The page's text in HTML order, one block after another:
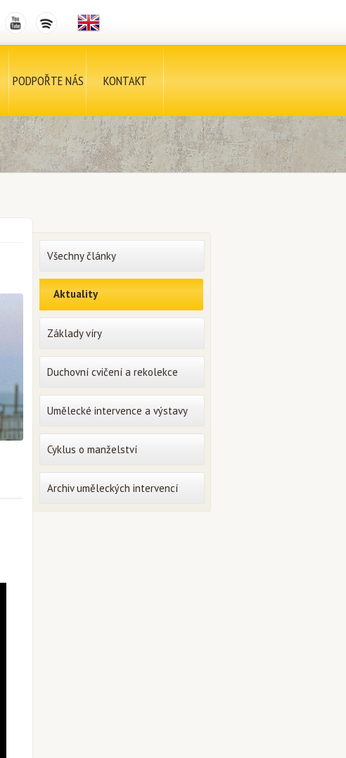
PODPOŘTE NÁS KONTAKT
Všechny články
Aktuality
Základy víry
Duchovní cvičení a rekolekce
Umělecké intervence a výstavy
Cyklus o manželství
Archiv uměleckých intervencí